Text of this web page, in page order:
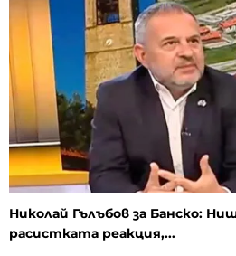
Николай Гълъбов за Банско:
расистката реакция,...